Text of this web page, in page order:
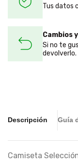
Tus datos
Cambios
Si no te
devolverlo.
Descripción Guía
Camiseta